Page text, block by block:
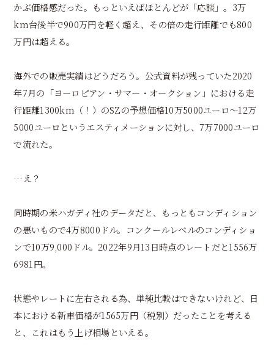
かぶ価格感だった。もっといえばほとんどが「応談」。3万
km台後半で900万円を軽く超え、その倍の走行距離でも800
万円は超える。
海外での販売実績はどうだろう。公式資料が残っていた2020
年7月の「ヨーロピアン・サマー・オークション」における走
行距離1300km（！）のSZの予想価格10万5000ユーロ〜12万
5000ユーロというエスティメーションに対し、7万7000ユーロ
で流れた。
…え？
同時期の米ハガディ社のデータだと、もっともコンディション
の悪いもので4万8000ドル。コンクールレベルのコンディショ
ンで10万9,000ドル。2022年9月13日時点のレートだと1556万
6981円。
状態やレートに左右される為、単純比較はできないけれど、日
本における新車価格が1565万円（税別）だったことを考える
と、これはもう上げ相場といえる。